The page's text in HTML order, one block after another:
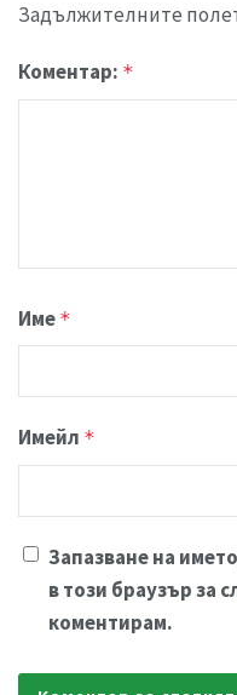
Задължителните
Коментар: *
Име *
Имейл *
Запазване на
в този браузър за
коментирам.